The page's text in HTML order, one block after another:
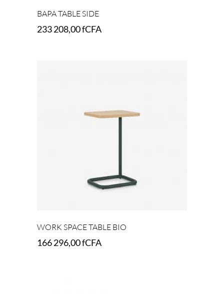
BAPA TABLE SIDE
233 208,00fCFA
WORK SPACE TABLE BIO
166 296,00fCFA